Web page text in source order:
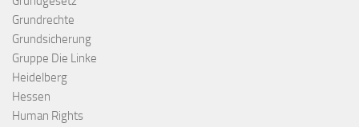
Grundrechte
Grundsicherung
Gruppe Die Linke
Heidelberg
Hessen
Human Rights